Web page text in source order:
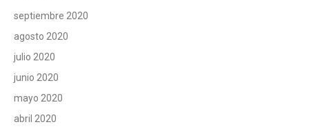
septiembre 2020
agosto 2020
julio 2020
junio 2020
mayo 2020
abril 2020